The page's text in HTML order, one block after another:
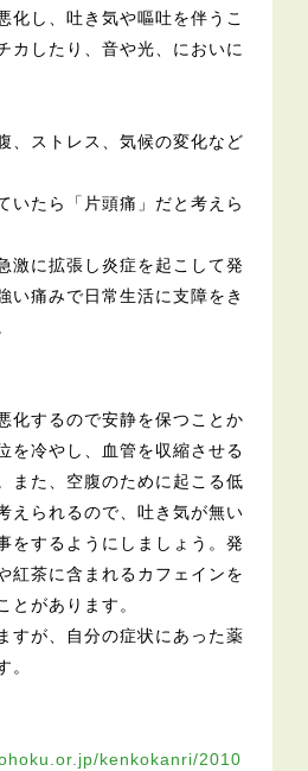
化し、吐き気や嘔吐を伴うこ
カしたり、音や光、においに
、ストレス、気候の変化など
いたら「片頭痛」だと考えら
激に拡張し炎症を起こして発
い痛みで日常生活に支障をき
化するので安静を保つことか
を冷やし、血管を収縮させる
また、空腹のために起こる低
えられるので、吐き気が無い
をするようにしましょう。発
紅茶に含まれるカフェインを
とがあります。
すが、自分の症状にあった薬
。
kenkokanri/2010